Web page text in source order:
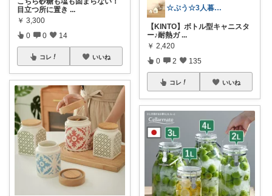
目立つ所に置き ...
￥ 3,300
0 0 14
コレ いいね
☆ぷう☆3人暮らしの小さな家
【KINTO】ボトル型キャニスタ
ー♪耐熱ガ ...
￥ 2,420
0 2 135
コレ いいね